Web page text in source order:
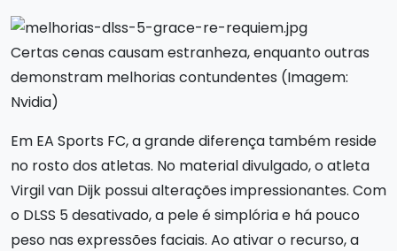
Certas cenas causam estranheza, enquanto outras
demonstram melhorias contundentes (Imagem:
Nvidia)
Em EA Sports FC, a grande diferença também reside
no rosto dos atletas. No material divulgado, o atleta
Virgil van Dijk possui alterações impressionantes. Com
o DLSS 5 desativado, a pele é simplória e há pouco
peso nas expressões faciais. Ao ativar o recurso, a